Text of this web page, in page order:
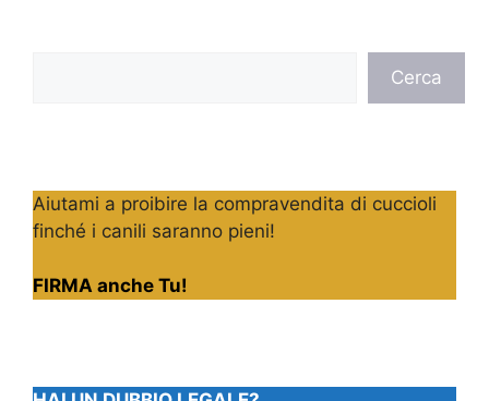
Cerca
Aiutami a proibire la compravendita di cuccioli
finché i canili saranno pieni!
FIRMA anche Tu!